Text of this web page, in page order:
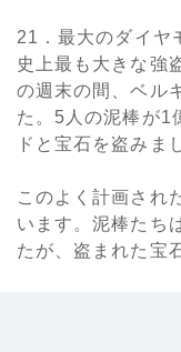
21．最大のダイヤ
史上最も大きな強
の週末の間、ベル
た。5人の泥棒が1
ドと宝石を盗みま
このよく計画され
います。泥棒たち
たが、盗まれた宝